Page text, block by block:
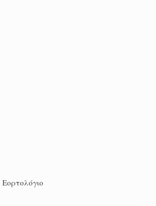
Εορτολόγιο